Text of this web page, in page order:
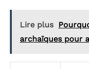
Lire plus
archaïques pour